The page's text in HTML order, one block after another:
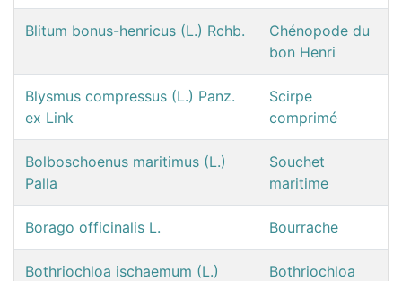
Blitum bonus-henricus (L.) Rchb.
Chénopode du
bon Henri
Blysmus compressus (L.) Panz.
ex Link
Scirpe
comprimé
Bolboschoenus maritimus (L.)
Palla
Souchet
maritime
Borago officinalis L. Bourrache
Bothriochloa ischaemum (L.)
Bothriochloa